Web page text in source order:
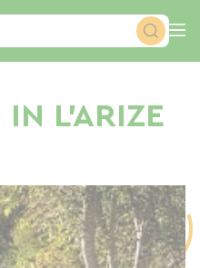
IN L'ARIZE